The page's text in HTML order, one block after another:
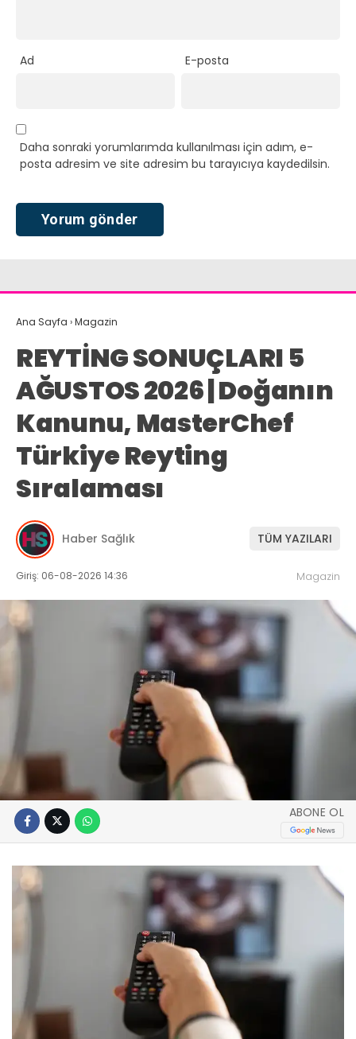
Ad E-posta
Daha sonraki yorumlarımda kullanılması için adım, e-
posta adresim ve site adresim bu tarayıcıya kaydedilsin.
Ana Sayfa ›Magazin
REYTİNG SONUÇLARI 5
AĞUSTOS 2026 | Doğanın
Kanunu, MasterChef
Türkiye Reyting
Sıralaması
Haber Sağlık TÜM YAZILARI
Giriş: 06-08-2026 14:36 Magazin
ABONE OL